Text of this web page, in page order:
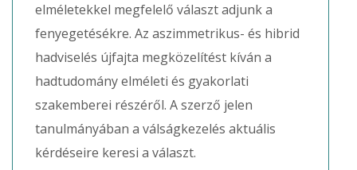
elméletekkel megfelelő választ adjunk a
fenyegetésékre. Az aszimmetrikus- és hibrid
hadviselés újfajta megközelítést kíván a
hadtudomány elméleti és gyakorlati
szakemberei részéről. A szerző jelen
tanulmányában a válságkezelés aktuális
kérdéseire keresi a választ.